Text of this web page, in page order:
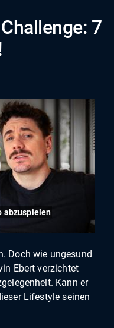
7
abzuspielen
Doch wie ungesund
Ebert verzichtet
Kann er
Lifestyle seinen